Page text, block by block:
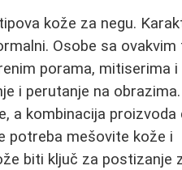
kože za negu.
Osobe sa ovakvim
porama, mitiserima i
i perutanje na obrazima.
a kombinacija proizvoda
potreba mešovite kože i
biti ključ za postizanje